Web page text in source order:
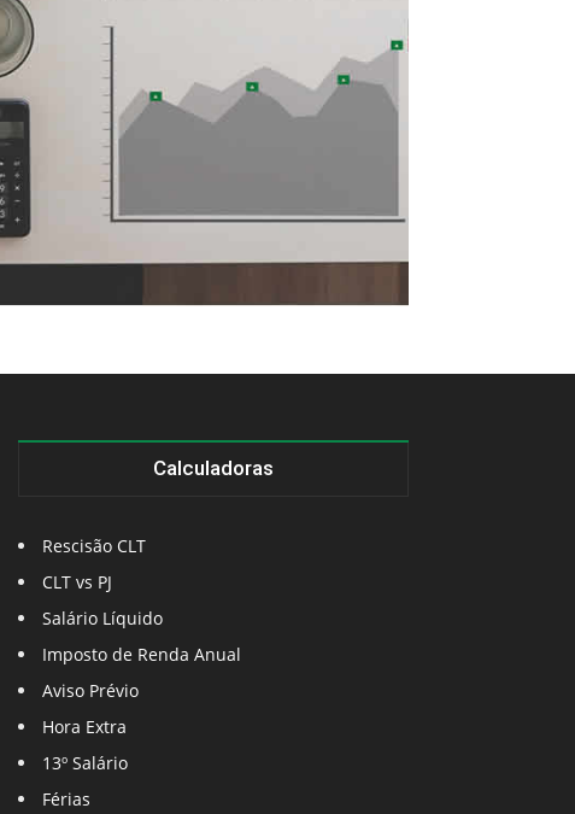
Calculadoras
Rescisão CLT
CLT vs PJ
Salário Líquido
Imposto de Renda Anual
Aviso Prévio
Hora Extra
13º Salário
Férias